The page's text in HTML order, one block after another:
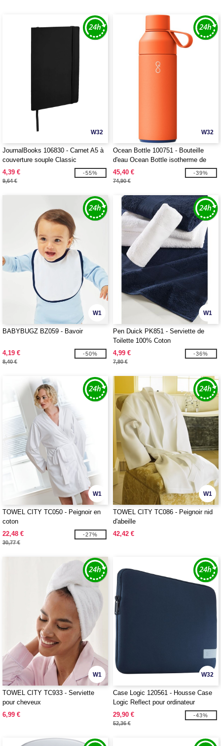
W32
JournalBooks 106830 - Carnet A5 à
couverture souple Classic
4,39 €
9,64 €
-55%
W32
Ocean Bottle 100751 - Bouteille
d'eau Ocean Bottle isotherme de
500 ml
45,40 €
74,90 €
-39%
W1
BABYBUGZ BZ059 - Bavoir
4,19 €
8,40 €
-50%
W1
Pen Duick PK851 - Serviette de
Toilette 100% Coton
4,99 €
7,80 €
-36%
W1
TOWEL CITY TC050 - Peignoir en
coton
22,48 €
30,77 €
-27%
W1
TOWEL CITY TC086 - Peignoir nid
d'abeille
42,42 €
W1
TOWEL CITY TC933 - Serviette
pour cheveux
6,99 €
W32
Case Logic 120561 - Housse Case
Logic Reflect pour ordinateur
portable 14"
29,90 €
52,36 €
-43%